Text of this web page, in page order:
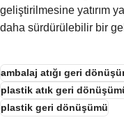
geliştirilmesine yatırım
daha sürdürülebilir bir
ambalaj atığı geri
plastik atık geri
plastik geri dönüşümü